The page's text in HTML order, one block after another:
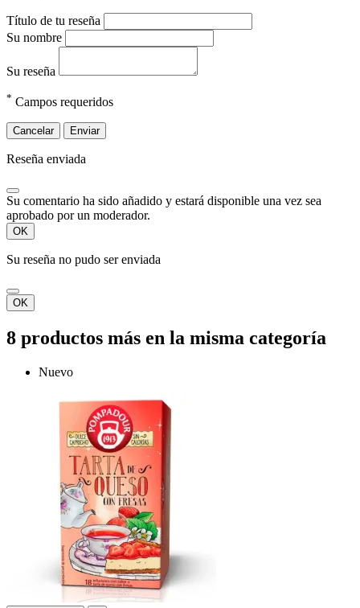
Título de tu reseña
Su nombre
Su reseña
* Campos requeridos
Cancelar Enviar
Reseña enviada
Su comentario ha sido añadido y estará disponible una vez sea
aprobado por un moderador.
OK
Su reseña no pudo ser enviada
OK
8 productos más en la misma categoría
Nuevo